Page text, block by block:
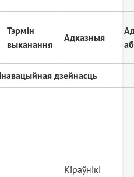
Тэрмін
выканання
Адказныя
аб
дзейнасць
Кіраўнікі